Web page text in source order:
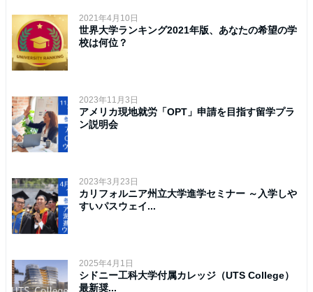
2021年4月10日
世界大学ランキング2021年版、あなたの希望の学
校は何位？
2023年11月3日
アメリカ現地就労「OPT」申請を目指す留学プラ
ン説明会
2023年3月23日
カリフォルニア州立大学進学セミナー ～入学しや
すいパスウェイ...
2025年4月1日
シドニー工科大学付属カレッジ（UTS College）
最新奨...